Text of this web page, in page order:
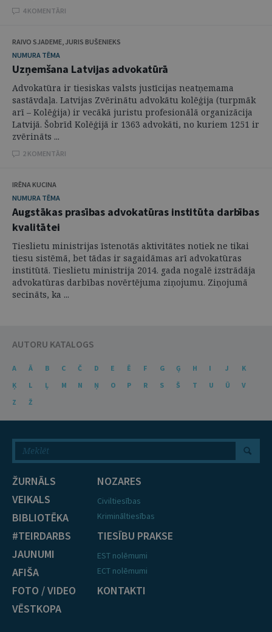
4 KOMENTĀRI
RAIVO SJADEME, JURIS BUŠENIEKS
NUMURA TĒMA
Uzņemšana Latvijas advokatūrā
Advokatūra ir tiesiskas valsts justīcijas neatņemama
sastāvdaļa. Latvijas Zvērinātu advokātu kolēģija (turpmāk
arī – Kolēģija) ir vecākā juristu profesionālā organizācija
Latvijā. Šobrīd Kolēģijā ir 1363 advokāti, no kuriem 1251 ir
zvērināts ...
2 KOMENTĀRI
IRĒNA KUCINA
NUMURA TĒMA
Augstākas prasības advokatūras institūta darbības
kvalitātei
Tieslietu ministrijas īstenotās aktivitātes notiek ne tikai
tiesu sistēmā, bet tādas ir sagaidāmas arī advokatūras
institūtā. Tieslietu ministrija 2014. gada nogalē izstrādāja
advokatūras darbības novērtējuma ziņojumu. Ziņojumā
secināts, ka ...
AUTORU KATALOGS
A Ā B C Č D E Ē F G Ģ H I J
K
Ķ
L Ļ M N Ņ O P R S Š T U Ū
V
Z
Ž
ŽURNĀLS
VEIKALS
BIBLIOTĒKA
#TEIRDARBS
JAUNUMI
AFIŠA
FOTO / VIDEO
VĒSTKOPA
NOZARES
Civiltiesības
Krimināltiesības
TIESĪBU PRAKSE
EST nolēmumi
ECT nolēmumi
KONTAKTI